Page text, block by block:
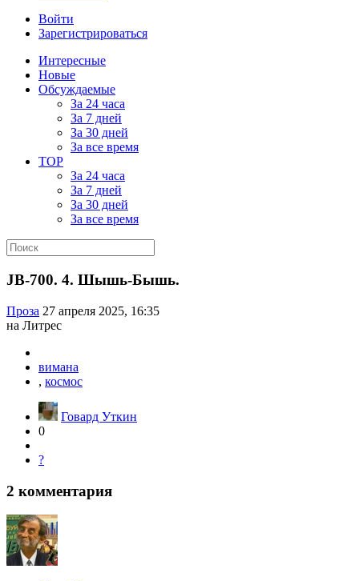
Войти
Зарегистрироваться
Интересные
Новые
Обсуждаемые
За 24 часа
За 7 дней
За 30 дней
За все время
TOP
За 24 часа
За 7 дней
За 30 дней
За все время
JB-700. 4. Шышь-Бышь.
Проза 27 апреля 2025, 16:35
на Литрес
вимана
, космос
Говард Уткин
0
?
2 комментария